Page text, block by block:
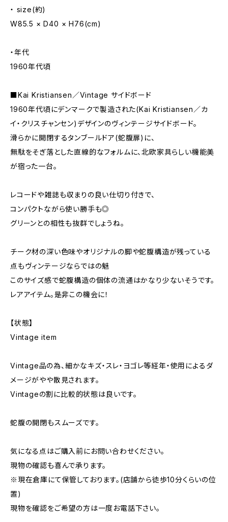
・ size(約)
W85.5 × D40 × H76(cm)
・年代
1960年代頃
■Kai Kristiansen／Vintage サイドボード
1960年代頃にデンマークで製造された(Kai Kristiansen／カ
イ・クリスチャンセン)デザインのヴィンテージサイドボード。
滑らかに開閉するタンブールドア(蛇腹扉)に、
無駄をそぎ落とした直線的なフォルムに、北欧家具らしい機能美
が宿った一台。
レコードや雑誌も収まりの良い仕切り付きで、
コンパクトながら使い勝手も◎
グリーンとの相性も抜群でしょうね。
チーク材の深い色味やオリジナルの脚や蛇腹構造が残っている
点もヴィンテージならではの魅
このサイズ感で蛇腹構造の個体の流通はかなり少ないそうです。
レアアイテム。是非この機会に！
【状態】
Vintage item
Vintage品の為、細かなキズ・スレ・ヨゴレ等経年・使用によるダ
メージがやや散見されます。
Vintageの割に比較的状態は良いです。
蛇腹の開閉もスムーズです。
気になる点はご購入前にお問い合わせください。
現物の確認も喜んで承ります。
※現在倉庫にて保管しております。(店舗から徒歩10分くらいの位
置)
現物を確認をご希望の方は一度お電話下さい。